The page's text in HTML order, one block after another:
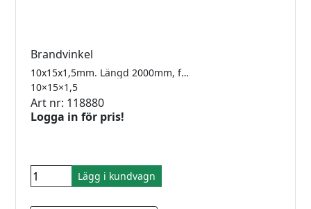
Brandvinkel
10x15x1,5mm. Längd 2000mm, förborrad. Brandvinkeln är i galvaniserad stål
10×15×1,5
Art nr: 118880
Logga in för pris!
Lägg i kundvagn